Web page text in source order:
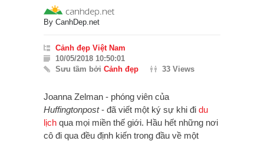
By CanhDep.net
Cảnh đẹp Việt Nam
10/05/2018 10:50:01
Sưu tầm bởi Cảnh đẹp 33 Views
Joanna Zelman - phóng viên của
Huffingtonpost- đã viết một ký sự khi đi du
lịch qua mọi miền thế giới. Hầu hết những nơi
cô đi qua đều định kiến trong đầu về một